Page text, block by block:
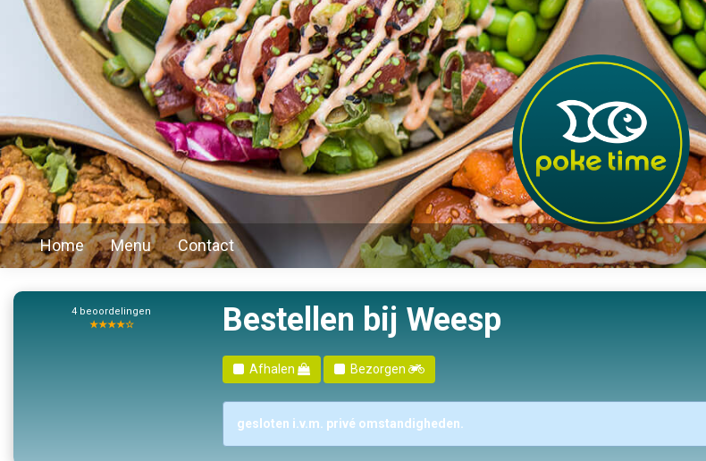
Home Menu Contact
4 beoordelingen
★★★★☆
Bestellen bij Weesp
Afhalen Bezorgen
gesloten i.v.m. privé omstandigheden.